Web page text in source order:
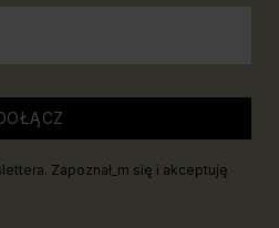
Zapoznał_m się i akceptuję